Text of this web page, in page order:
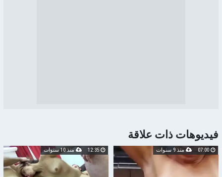
فيديوهات ذات علاقة
07:00 منذ 9 سنوات 12:35 منذ 10 سنوات